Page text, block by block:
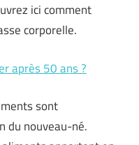
ici comment
corporelle.
après 50 ans ?
sont
du nouveau-né.